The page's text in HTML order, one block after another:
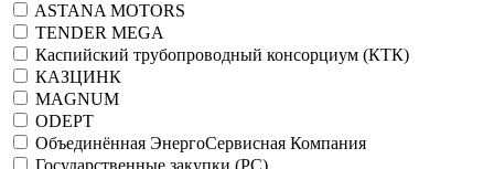
ASTANA MOTORS
TENDER MEGA
Каспийский трубопроводный консорциум (КТК)
КАЗЦИНК
MAGNUM
ODEPT
Объединённая ЭнергоСервисная Компания